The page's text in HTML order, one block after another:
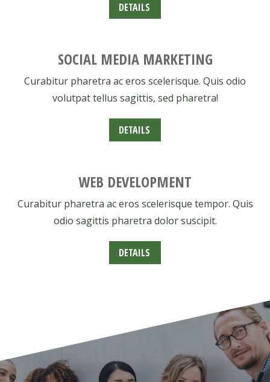
DETAILS
SOCIAL MEDIA MARKETING
Curabitur pharetra ac eros scelerisque. Quis odio
volutpat tellus sagittis, sed pharetra!
DETAILS
WEB DEVELOPMENT
Curabitur pharetra ac eros scelerisque tempor. Quis
odio sagittis pharetra dolor suscipit.
DETAILS